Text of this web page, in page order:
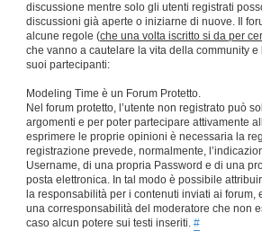
discussione mentre solo gli utenti registrati
discussioni già aperte o iniziarne di nuove. Il
alcune regole (che una volta iscritto si da per
che vanno a cautelare la vita della community
suoi partecipanti:
Modeling Time è un Forum Protetto.
Nel forum protetto, l’utente non registrato può
argomenti e per poter partecipare attivamente
esprimere le proprie opinioni è necessaria la
registrazione prevede, normalmente,
Username, di una propria Password e di una
posta elettronica. In tal modo è possibile
la responsabilità per i contenuti inviati ai forum,
una corresponsabilità del moderatore che non
caso alcun potere sui testi inseriti. #